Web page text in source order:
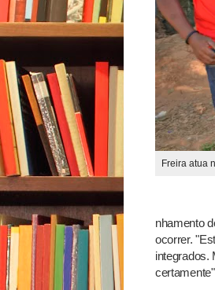
Freira atua
nhamento
ocorrer.
integrados.